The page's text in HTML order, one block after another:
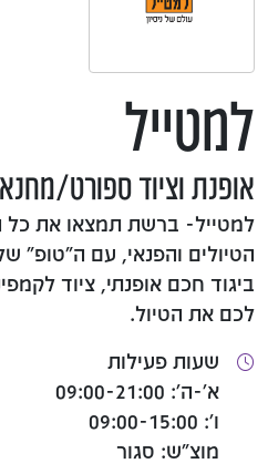
למטייל
אופנת וציוד ספורט/
למטייל- ברשת תמצאו את כל
הטיולים והפנאי, עם ה"טופ"
ביגוד חכם אופנתי, ציוד
לכם את הטיול.
שעות פעילות
א'-ה': 09:00-21:00
ו': 09:00-15:00
מוצ"ש: סגור